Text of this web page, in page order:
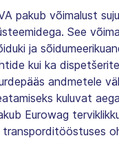
pakub võimalust
See
ja
kui ka
andmetele
kuluvat
Eurowag
transporditööstuses